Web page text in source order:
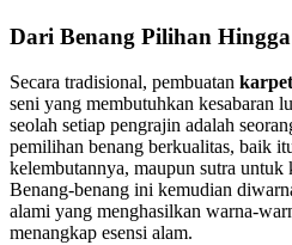
Dari Benang Pilihan
Secara tradisional, pembuatan
seni yang membutuhkan kesabaran
seolah setiap pengrajin adalah
pemilihan benang berkualitas, baik
kelembutannya, maupun sutra untuk
Benang-benang ini kemudian
alami yang menghasilkan warna-
menangkap esensi alam.